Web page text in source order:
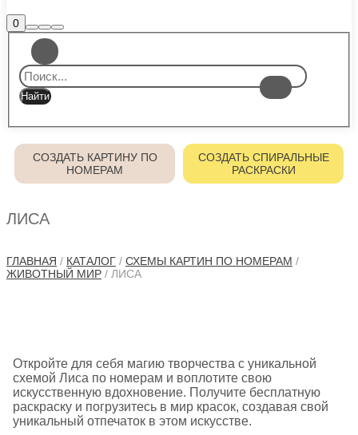
0Боковая
панель
магазина
Найти
Больше
информации
Главное
меню
СОЗДАТЬ КАРТИНУ ПО
НОМЕРАМ
СОЗДАТЬ СПИРАЛЬНЫЕ
РАСКРАСКИ
ЛИСА
ГЛАВНАЯ / КАТАЛОГ / СХЕМЫ КАРТИН ПО НОМЕРАМ /
ЖИВОТНЫЙ МИР / ЛИСА
Откройте для себя магию творчества с уникальной
схемой Лиса по номерам и воплотите свою
искусственную вдохновение. Получите бесплатную
раскраску и погрузитесь в мир красок, создавая свой
уникальный отпечаток в этом искусстве.